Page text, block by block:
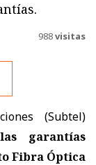
988visitas
(Subtel)
garantías
Fibra Óptica